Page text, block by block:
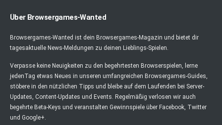
Über Browsergames-Wanted
Browsergames-Wanted ist dein Browsergames-Magazin und bietet dir
tagesaktuelle News-Meldungen zu deinen Lieblings-Spielen.
Verpasse keine Neuigkeiten zu den begehrtesten Browserspielen, lerne
jedenTag etwas Neues in unseren umfangreichen Browsergames-Guides,
stöbere in den nützlichen Tipps und bleibe auf dem Laufenden bei Server-
Updates, Content-Updates und Events. Regelmäßig verlosen wir auch
begehrte Beta-Keys und veranstalten Gewinnspiele über Facebook, Twitter
und Google+.